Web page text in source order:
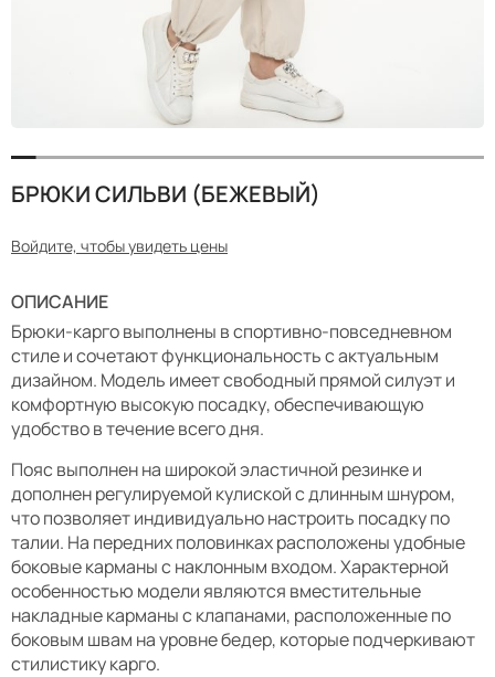
БРЮКИ СИЛЬВИ (БЕЖЕВЫЙ)
Войдите, чтобы увидеть цены
ОПИСАНИЕ
Брюки-карго выполнены в спортивно-повседневном
стиле и сочетают функциональность с актуальным
дизайном. Модель имеет свободный прямой силуэт и
комфортную высокую посадку, обеспечивающую
удобство в течение всего дня.
Пояс выполнен на широкой эластичной резинке и
дополнен регулируемой кулиской с длинным шнуром,
что позволяет индивидуально настроить посадку по
талии. На передних половинках расположены удобные
боковые карманы с наклонным входом. Характерной
особенностью модели являются вместительные
накладные карманы с клапанами, расположенные по
боковым швам на уровне бедер, которые подчеркивают
стилистику карго.